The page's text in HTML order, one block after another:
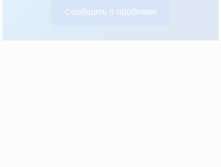
Сообщить о проблеме